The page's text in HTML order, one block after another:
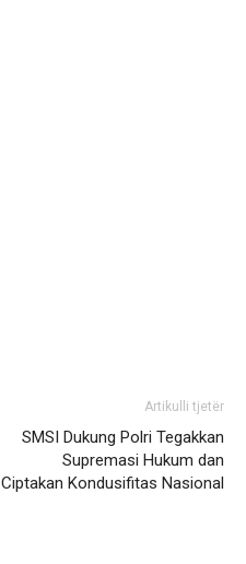
Artikulli tjetër
SMSI Dukung Polri Tegakkan
Supremasi Hukum dan
Ciptakan Kondusifitas Nasional